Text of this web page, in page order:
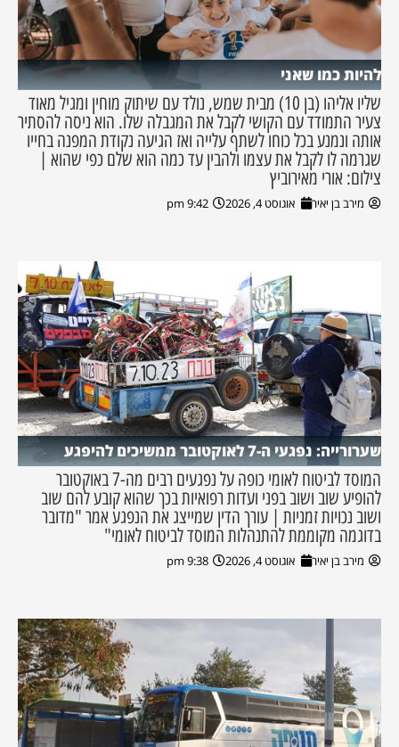
להיות כמו שאני
שליו אליהו (בן 10) מבית שמש, נולד עם שיתוק מוחין ומגיל מאוד
צעיר התמודד עם הקושי לקבל את המגבלה שלו. הוא ניסה להסתיר
אותה ונמנע בכל כוחו לשתף עלייה ואז הגיעה נקודת המפנה בחייו
שגרמה לו לקבל את עצמו ולהבין עד כמה הוא שלם כפי שהוא |
צילום: אורי מאירוביץ
מירב בן יאיר אוגוסט 4, 2026 9:42 pm
שערורייה: נפגעי ה-7 לאוקטובר ממשיכים להיפגע
המוסד לביטוח לאומי כופה על נפגעים רבים מה-7 באוקטובר
להופיע שוב ושוב בפני ועדות רפואיות בכך שהוא קובע להם שוב
ושוב נכויות זמניות | עורך הדין שמייצג את הנפגע אמר "מדובר
בדוגמה מקוממת להתנהלות המוסד לביטוח לאומי"
מירב בן יאיר אוגוסט 4, 2026 9:38 pm